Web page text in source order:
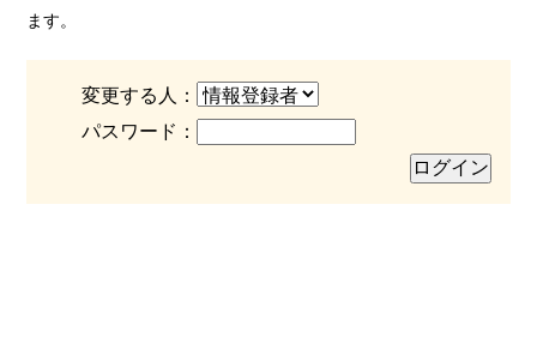
ます。
変更する人：
パスワード：